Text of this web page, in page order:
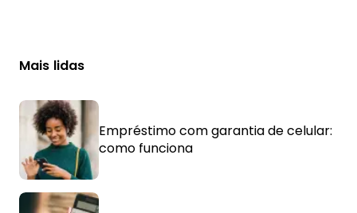
Mais lidas
Empréstimo com garantia de celular:
como funciona